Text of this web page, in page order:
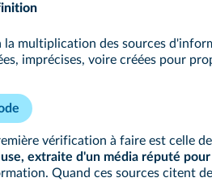
la multiplication des sources
imprécises, voire créées pour
vérification à faire est celle de
extraite d'un média réputé
Quand ces sources citent